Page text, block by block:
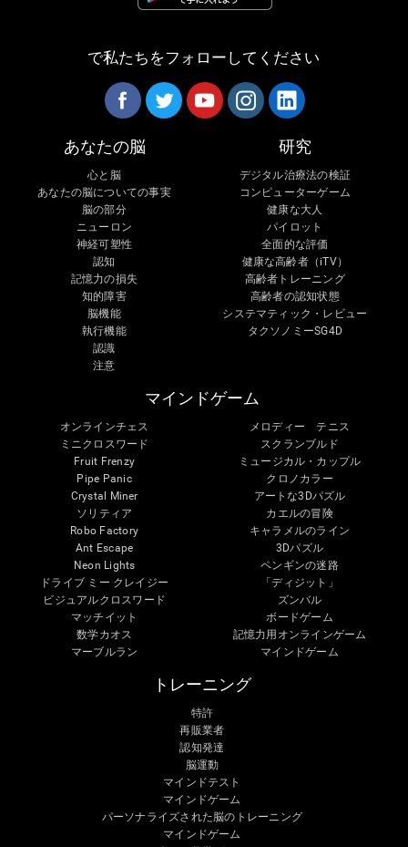
で私たちをフォローしてください
あなたの脳
心と脳
あなたの脳についての事実
脳の部分
ニューロン
神経可塑性
認知
記憶力の損失
知的障害
脳機能
執行機能
認識
注意
研究
デジタル治療法の検証
コンピューターゲーム
健康な大人
パイロット
全面的な評価
健康な高齢者（iTV）
高齢者トレーニング
高齢者の認知状態
システマティック・レビュー
タクソノミーSG4D
マインドゲーム
オンラインチェス
ミニクロスワード
Fruit Frenzy
Pipe Panic
Crystal Miner
ソリティア
Robo Factory
Ant Escape
Neon Lights
ドライブ ミー クレイジー
ビジュアルクロスワード
マッチイット
数学カオス
マーブルラン
メロディー テニス
スクランブルド
ミュージカル・カップル
クロノカラー
アートな3Dパズル
カエルの冒険
キャラメルのライン
3Dパズル
ペンギンの迷路
「ディジット」
ズンバル
ボードゲーム
記憶力用オンラインゲーム
マインドゲーム
トレーニング
特許
再販業者
認知発達
脳運動
マインドテスト
マインドゲーム
パーソナライズされた脳のトレーニング
マインドゲーム